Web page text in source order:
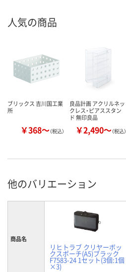
人気の商品
ブリックス 吉川国工業
所
￥368～（税込）
良品計画 アクリルネッ
クレス・ピアススタン
ド 無印良品
￥2,490～（税込）
他のバリエーション
商品名
リヒトラブ クリヤーボッ
クスポーチ(A5)ブラック
F7583-24 1セット(3個:1個
×3)